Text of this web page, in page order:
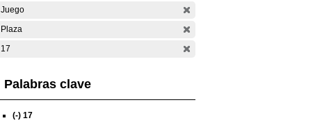
Juego
Plaza
17
Palabras clave
(-) 17